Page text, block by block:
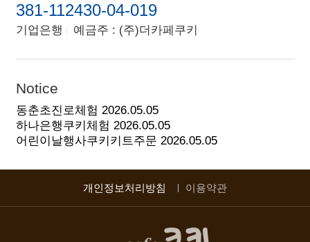
381-112430-04-019
기업은행 예금주 : (주)더카페쿠키
Notice
동춘초진로체험 2026.05.05
하나은행쿠키체험 2026.05.05
어린이날행사쿠키키트주문 2026.05.05
개인정보처리방침 이용약관